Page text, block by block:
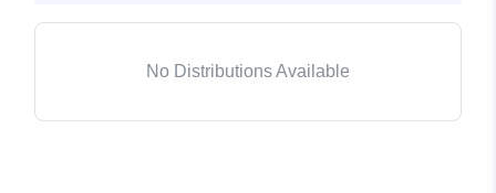
No Distributions Available